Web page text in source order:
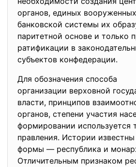
органов, единых
банковской системы их
паритетной основе и только
ратификации в
субъектов конфедерации.
Для обозначения способа
организации верховной
власти, принципов
органов, степени участия
формировании используется
правления. Истории
формы — республика и
Отличительным признаком